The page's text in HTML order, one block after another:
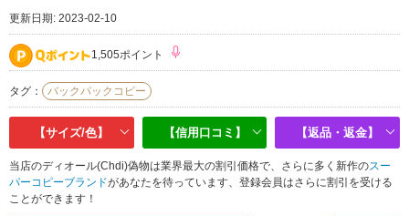
更新日期: 2023-02-10
1,505ポイント
タグ： バックパックコピー
【サイズ/色】 【信用口コミ】 【返品・返金】
当店のディオール(Chdi)偽物は業界最大の割引価格で、さらに多く新作のスー
パーコピーブランドがあなたを待っています、登録会員はさらに割引を受ける
ことができます！